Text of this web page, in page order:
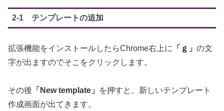
2-1 テンプレートの追加
拡張機能をインストールしたらChrome右上に 「ｇ」 の文
字が出ますのでそこをクリックします。
その後 「New template」
を押すと、新しいテンプレート
作成画面が出てきます。